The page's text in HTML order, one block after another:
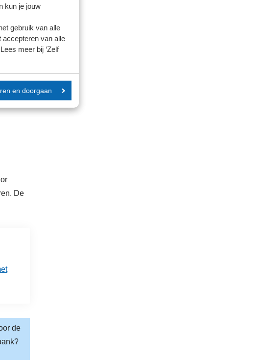
kun je jouw
gebruik van alle
accepteren van alle
meer bij ‘Zelf
en doorgaan
De
de